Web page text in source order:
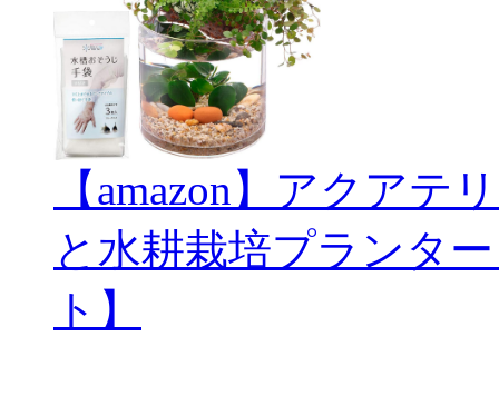
【amazon】アクアテ
と水耕栽培プランタ
ト】